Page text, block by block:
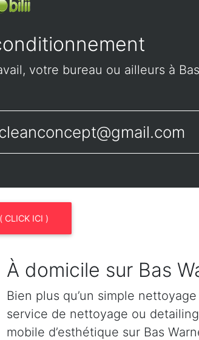
votre bureau ou ailleurs à
CLICK ICI )
À domicile sur Bas
Bien plus qu’un simple
service de nettoyage ou
mobile d’esthétique sur Bas